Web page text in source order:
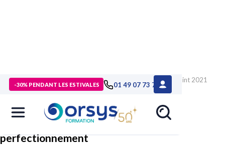
-30% PENDANT LES ESTIVALES 01 49 07 73 73
> Formations>Compétences métiers
Formation PowerPoint 2021
/ Microsoft 365, perfectionnement
PowerPoint 2021 / Microsoft 365,
perfectionnement